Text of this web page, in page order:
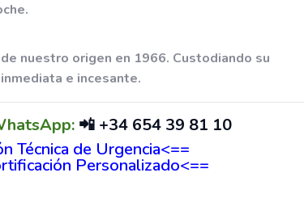
nuestro origen en 1966. Custodiando su
e incesante.
📲 +34 654 39 81 10
Técnica de Urgencia<==
Personalizado<==